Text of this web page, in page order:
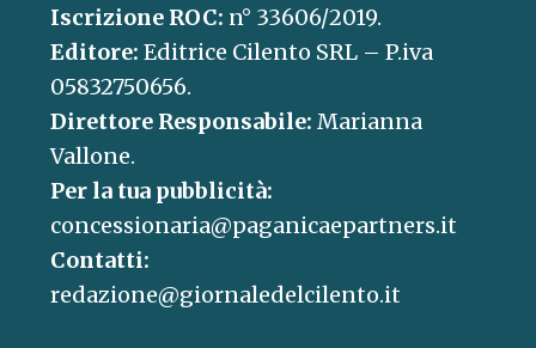
Iscrizione ROC: n° 33606/2019.
Editore: Editrice Cilento SRL – P.iva
05832750656.
Direttore Responsabile: Marianna
Vallone.
Per la tua pubblicità:
concessionaria@paganicaepartners.it
Contatti:
redazione@giornaledelcilento.it